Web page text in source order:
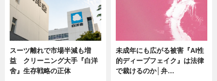
スーツ離れで市場半減も増
益 クリーニング大手『白洋
舍』生存戦略の正体
未成年にも広がる被害『AI性
的ディープフェイク』は法律
で裁けるのか│弁…